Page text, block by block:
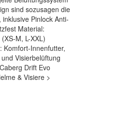
sind sozusagen die
Pinlock Anti-
Material:
M, L-XXL)
Komfort-Innenfutter,
Visierbelüftung
Drift Evo
& Visiere >